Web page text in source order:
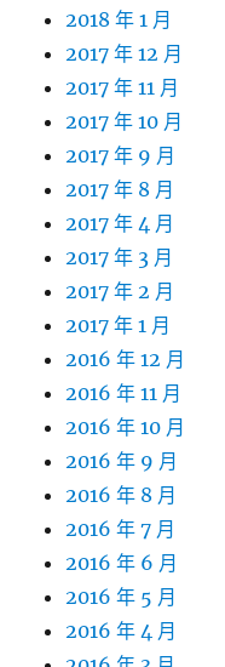
2018 年 1 月
2017 年 12 月
2017 年 11 月
2017 年 10 月
2017 年 9 月
2017 年 8 月
2017 年 4 月
2017 年 3 月
2017 年 2 月
2017 年 1 月
2016 年 12 月
2016 年 11 月
2016 年 10 月
2016 年 9 月
2016 年 8 月
2016 年 7 月
2016 年 6 月
2016 年 5 月
2016 年 4 月